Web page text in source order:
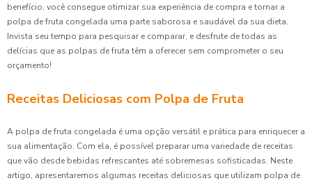
benefício, você consegue otimizar sua experiência de compra e tornar a
polpa de fruta congelada uma parte saborosa e saudável da sua dieta.
Invista seu tempo para pesquisar e comparar, e desfrute de todas as
delícias que as polpas de fruta têm a oferecer sem comprometer o seu
orçamento!
Receitas Deliciosas com Polpa de Fruta
A polpa de fruta congelada é uma opção versátil e prática para enriquecer a
sua alimentação. Com ela, é possível preparar uma variedade de receitas
que vão desde bebidas refrescantes até sobremesas sofisticadas. Neste
artigo, apresentaremos algumas receitas deliciosas que utilizam polpa de